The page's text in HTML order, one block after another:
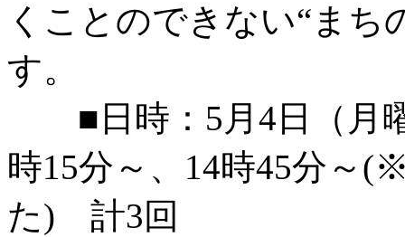
くことのできない“まち
す。
■日時：5月4日（月
時15分～、 14時45分～
た) 計3回